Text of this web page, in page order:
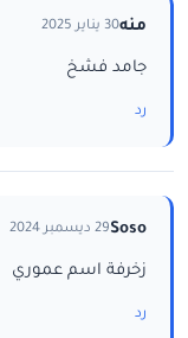
منه30 يناير 2025
جامد فشخ
رد
Soso29 ديسمبر 2024
زخرفة اسم عموري
رد